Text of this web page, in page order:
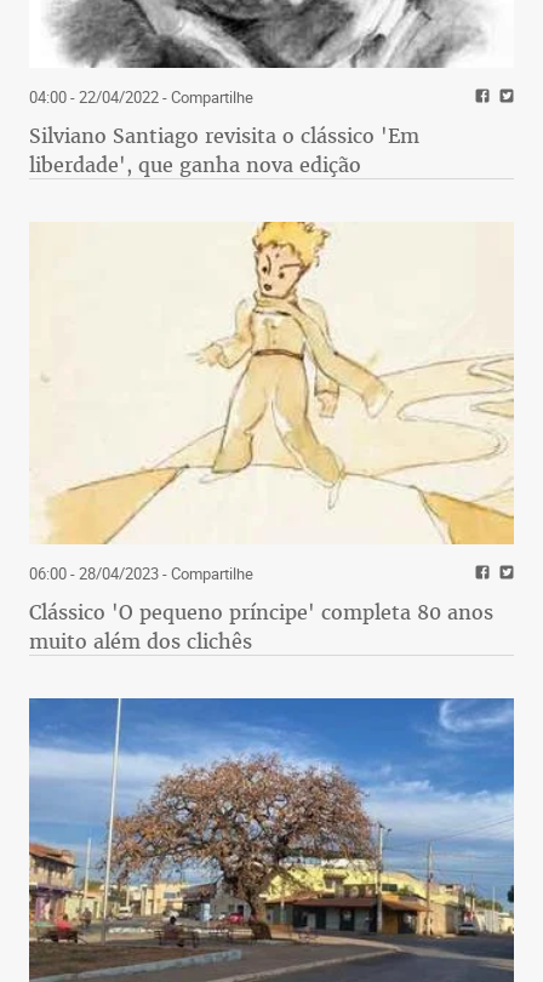
04:00 - 22/04/2022- Compartilhe
Silviano Santiago revisita o clássico 'Em
liberdade', que ganha nova edição
06:00 - 28/04/2023- Compartilhe
Clássico 'O pequeno príncipe' completa 80 anos
muito além dos clichês